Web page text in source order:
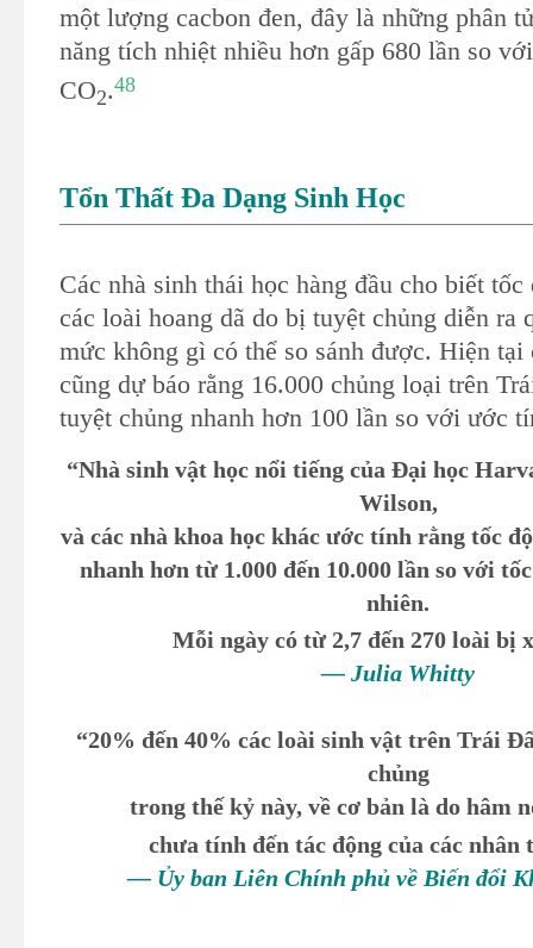
một lượng cacbon đen, đây là những phân
năng tích nhiệt nhiều hơn gấp 680 lần so
CO2.48
Tổn Thất Đa Dạng Sinh Học
Các nhà sinh thái học hàng đầu cho biết
các loài hoang dã do bị tuyệt chủng diễn ra
mức không gì có thể so sánh được. Hiện tại
cũng dự báo rằng 16.000 chủng loại trên
tuyệt chủng nhanh hơn 100 lần so với ước
“Nhà sinh vật học nổi tiếng của Đại học
Wilson,
và các nhà khoa học khác ước tính rằng tốc
nhanh hơn từ 1.000 đến 10.000 lần so với
nhiên.
Mỗi ngày có từ 2,7 đến 270 loài bị
— Julia Whitty
“20% đến 40% các loài sinh vật trên Trái
chủng
trong thế kỷ này, về cơ bản là do hâm
chưa tính đến tác động của các nhân
— Ủy ban Liên Chính phủ về Biến đổi